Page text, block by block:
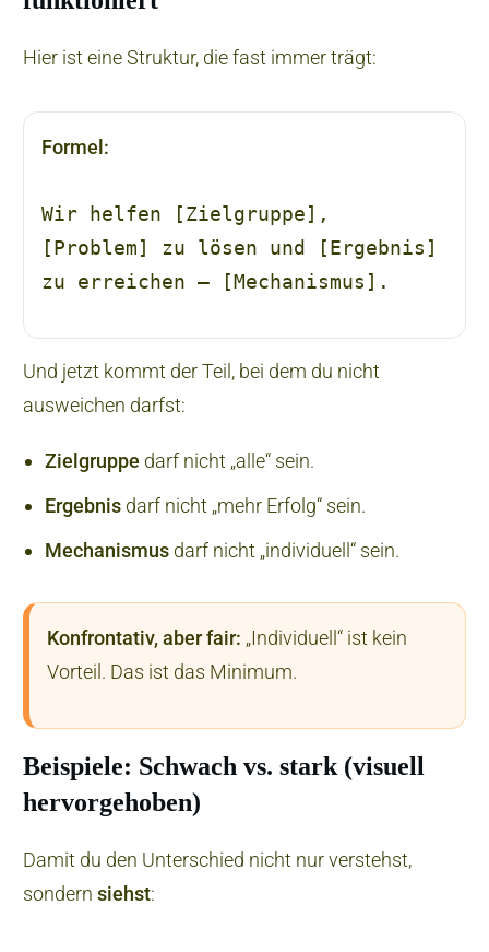
Hier ist eine Struktur, die fast immer trägt:
Formel:
Wir helfen [Zielgruppe] ,
[Problem]
zu lösen und
[Ergebnis]
zu erreichen –
[Mechanismus] .
Und jetzt kommt der Teil, bei dem du nicht
ausweichen darfst:
Zielgruppe darf nicht „alle“ sein.
Ergebnis darf nicht „mehr Erfolg“ sein.
Mechanismus darf nicht „individuell“ sein.
Konfrontativ, aber fair: „Individuell“ ist kein
Vorteil. Das ist das Minimum.
Beispiele: Schwach vs. stark (visuell
hervorgehoben)
Damit du den Unterschied nicht nur verstehst,
sondern siehst: